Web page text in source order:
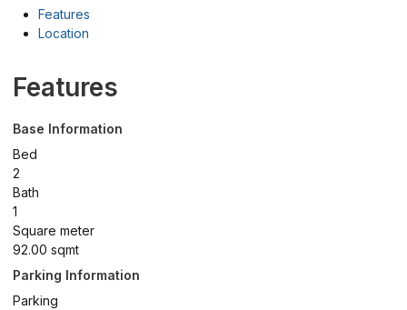
Features
Location
Features
Base Information
Bed
2
Bath
1
Square meter
92.00 sqmt
Parking Information
Parking